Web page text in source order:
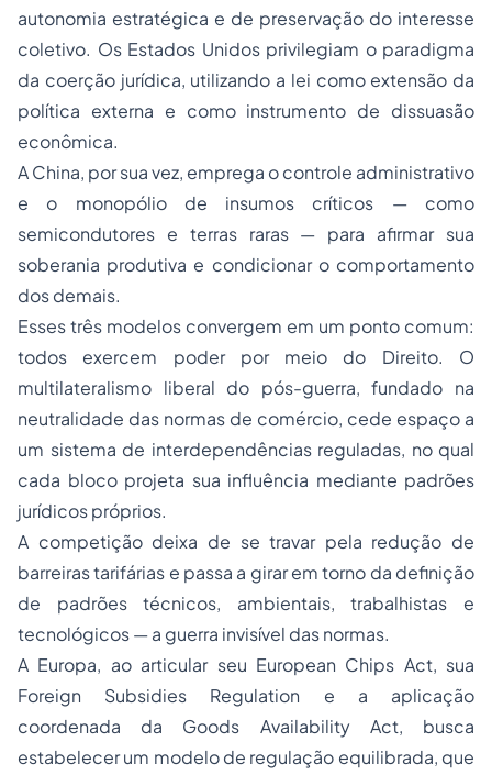
autonomia estratégica e de preservação do interesse
coletivo. Os Estados Unidos privilegiam o paradigma
da coerção jurídica, utilizando a lei como extensão da
política externa e como instrumento de dissuasão
econômica.
A China, por sua vez, emprega o controle administrativo
e o monopólio de insumos críticos — como
semicondutores e terras raras — para afirmar sua
soberania produtiva e condicionar o comportamento
dos demais.
Esses três modelos convergem em um ponto comum:
todos exercem poder por meio do Direito. O
multilateralismo liberal do pós-guerra, fundado na
neutralidade das normas de comércio, cede espaço a
um sistema de interdependências reguladas, no qual
cada bloco projeta sua influência mediante padrões
jurídicos próprios.
A competição deixa de se travar pela redução de
barreiras tarifárias e passa a girar em torno da definição
de padrões técnicos, ambientais, trabalhistas e
tecnológicos — a guerra invisível das normas.
A Europa, ao articular seu European Chips Act, sua
Foreign Subsidies Regulation e a aplicação
coordenada da Goods Availability Act, busca
estabelecer um modelo de regulação equilibrada, que